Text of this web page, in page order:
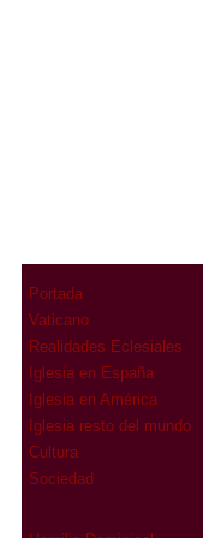
Portada
Vaticano
Realidades Eclesiales
Iglesia en España
Iglesia en América
Iglesia resto del mundo
Cultura
Sociedad